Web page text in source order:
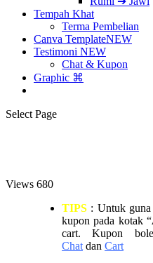
Tempah Khat
Terma Pembelian
Canva TemplateNEW
Testimoni NEW
Chat & Kupon
Graphic ⌘
Select Page
Views 680
TIPS : Untuk guna
kupon pada kotak “
cart. Kupon
Chat dan Cart